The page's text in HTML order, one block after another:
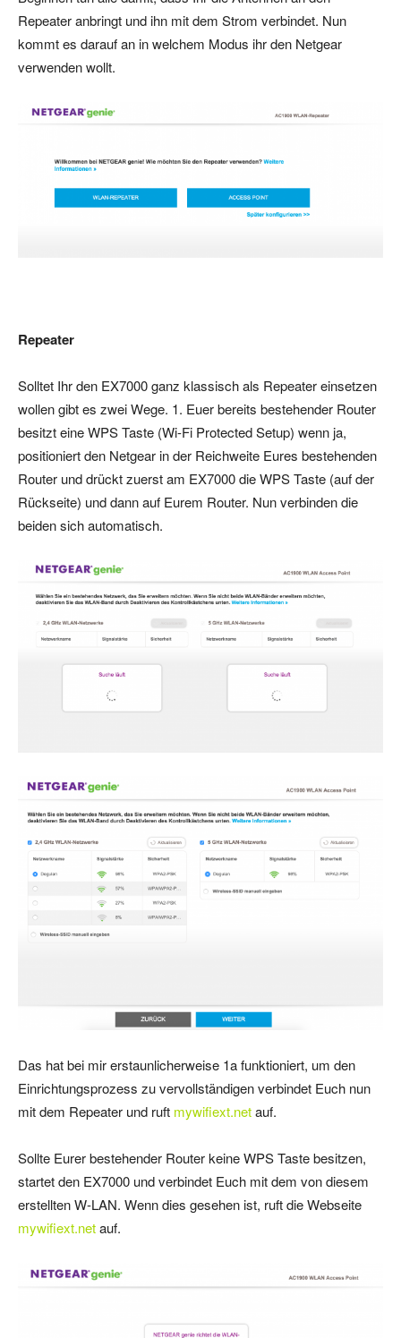
Repeater anbringt und ihn mit dem Strom verbindet. Nun
kommt es darauf an in welchem Modus ihr den Netgear
verwenden wollt.
Repeater
Solltet Ihr den EX7000 ganz klassisch als Repeater einsetzen
wollen gibt es zwei Wege. 1. Euer bereits bestehender Router
besitzt eine WPS Taste (Wi-Fi Protected Setup) wenn ja,
positioniert den Netgear in der Reichweite Eures bestehenden
Router und drückt zuerst am EX7000 die WPS Taste (auf der
Rückseite) und dann auf Eurem Router. Nun verbinden die
beiden sich automatisch.
Das hat bei mir erstaunlicherweise 1a funktioniert, um den
Einrichtungsprozess zu vervollständigen verbindet Euch nun
mit dem Repeater und ruft mywifiext.netauf.
Sollte Eurer bestehender Router keine WPS Taste besitzen,
startet den EX7000 und verbindet Euch mit dem von diesem
erstellten W-LAN. Wenn dies gesehen ist, ruft die Webseite
mywifiext.netauf.